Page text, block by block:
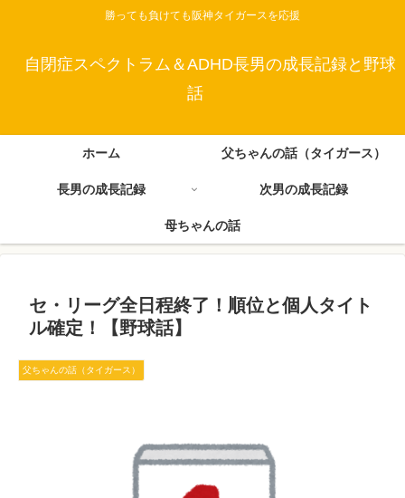
勝っても負けても阪神タイガースを応援
自閉症スペクトラム＆ADHD長男の成長記録と野球
話
ホーム 父ちゃんの話（タイガース）
長男の成長記録 次男の成長記録
母ちゃんの話
セ・リーグ全日程終了！順位と個人タイト
ル確定！【野球話】
父ちゃんの話（タイガース）